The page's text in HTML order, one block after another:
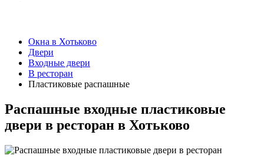
Окна в Хотьково
Двери
Входные двери
В ресторан
Пластиковые распашные
Распашные входные пластиковые
двери в ресторан в Хотьково